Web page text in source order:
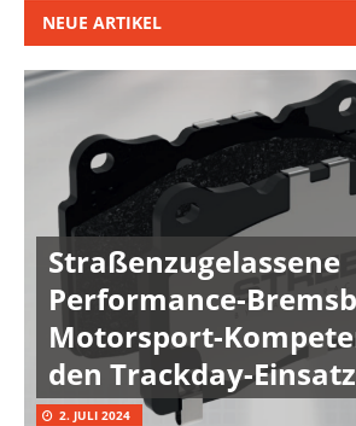
NEUE ARTIKEL
Straßenzugelassene
Performance-
Motorsport-
den Trackday-Einsatz
2. JULI 2024